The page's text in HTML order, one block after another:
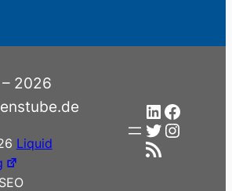
2026
Liquid
LinkedIn
Twitter
RSS-Feed